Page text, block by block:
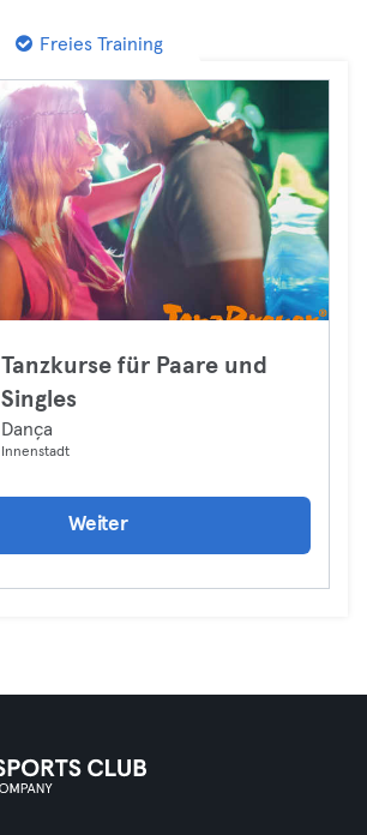
Freies Training
Tanzkurse für Paare und
Singles
Dança
Innenstadt
Weiter